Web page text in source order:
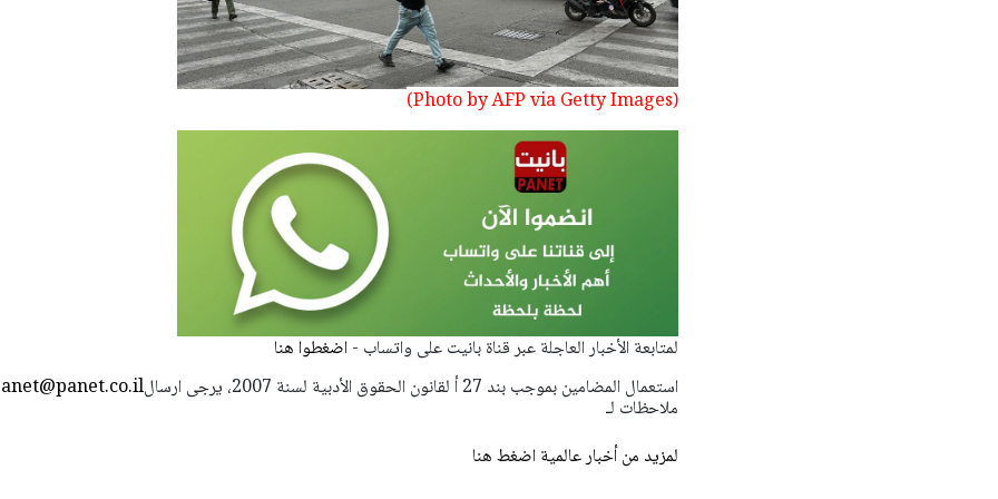
(Photo by AFP via Getty Images)
لمتابعة الأخبار العاجلة عبر قناة بانيت على واتساب - اضغطوا هنا
استعمال المضامين بموجب بند 27 أ لقانون الحقوق الأدبية لسنة 2007، يرجى ارسال
ملاحظات لـ
لمزيد من أخبار عالمية اضغط هنا